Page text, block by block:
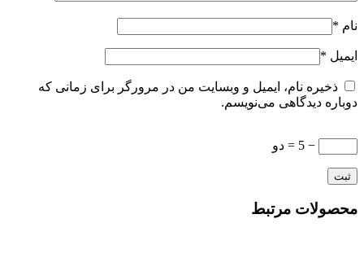
نام *
ایمیل *
ذخیره نام، ایمیل و وبسایت من در مرورگر برای زمانی که
دوباره دیدگاهی می‌نویسم.
− 5 = دو
محصولات مرتبط